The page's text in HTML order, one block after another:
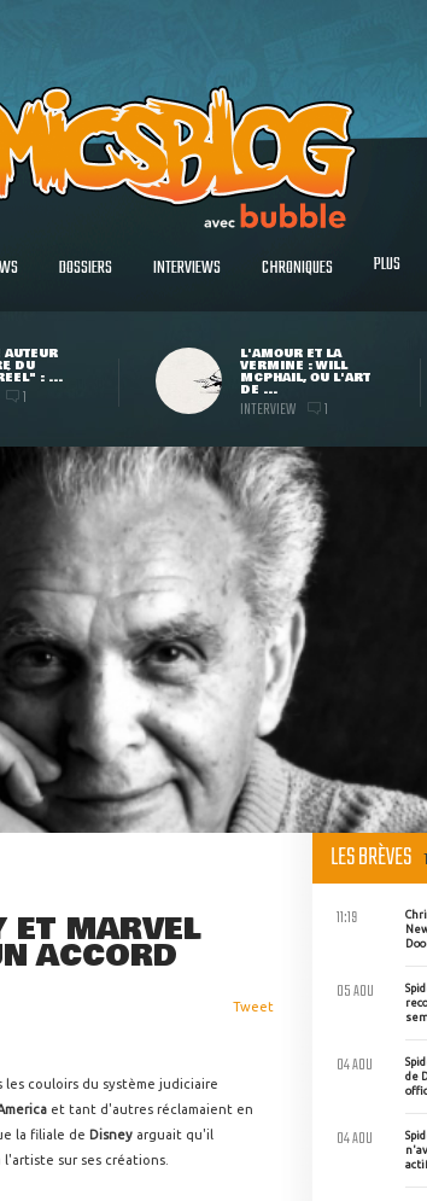
DOSSIERS INTERVIEWS CHRONIQUES PLUS
AUTEUR
DU
: ...
1
L'AMOUR ET LA
VERMINE : WILL
MCPHAIL, OU L'ART
DE ...
INTERVIEW 1
ET MARVEL
ACCORD
Tweet
les couloirs du système judiciaire
et tant d'autres réclamaient en
la filiale de Disney arguait qu'il
sur ses créations.
LES BRÈVES
11:19
05 AOU
de
04 AOU
04 AOU